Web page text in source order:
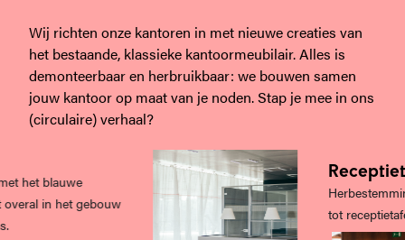
Wij richten onze kantoren in met nieuwe creaties van
het bestaande, klassieke kantoormeubilair. Alles is
demonteerbaar en herbruikbaar: we bouwen samen
jouw kantoor op maat van je noden. Stap je mee in ons
(circulaire) verhaal?
het blauwe
in het gebouw
tot receptietafel.